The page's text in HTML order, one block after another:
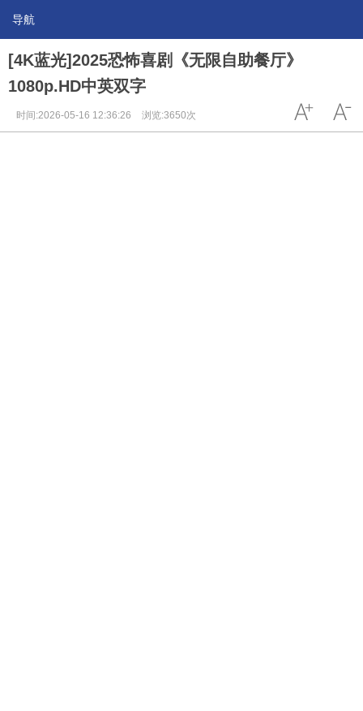
导航
[4K蓝光]2025恐怖喜剧《无限自助餐厅》
1080p.HD中英双字
时间:2026-05-16 12:36:26 浏览:3650次